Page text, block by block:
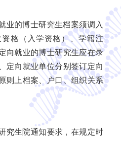
业的博士研究生档案须调入
格（入学资格）、学籍注
向就业的博士研究生应在录
定向就业单位分别签订定向
则上档案、户口、组织关系
究生院通知要求，在规定时